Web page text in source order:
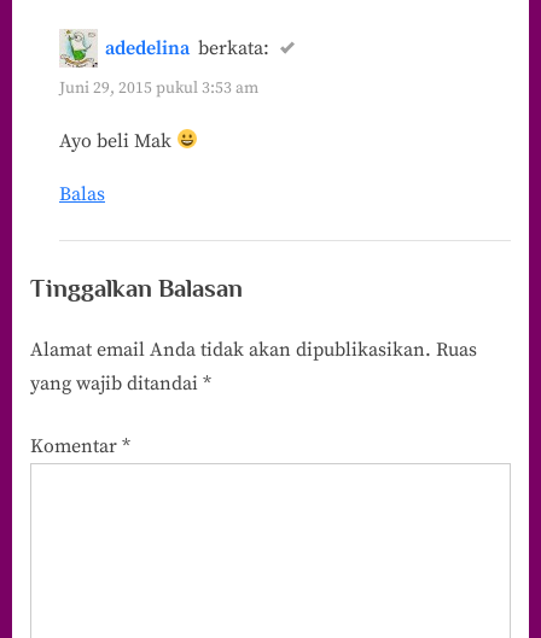
adedelina berkata:
Juni 29, 2015 pukul 3:53 am
Ayo beli Mak
Balas
Tinggalkan Balasan
Alamat email Anda tidak akan dipublikasikan. Ruas
yang wajib ditandai *
Komentar *